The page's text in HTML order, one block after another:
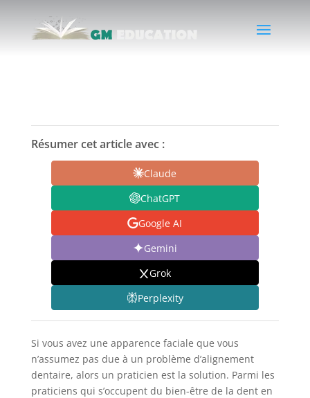
Résumer cet article avec :
Claude
ChatGPT
Google AI
Gemini
Grok
Perplexity
Si vous avez une apparence faciale que vous
n’assumez pas due à un problème d’alignement
dentaire, alors un praticien est la solution. Parmi les
praticiens qui s’occupent du bien-être de la dent en